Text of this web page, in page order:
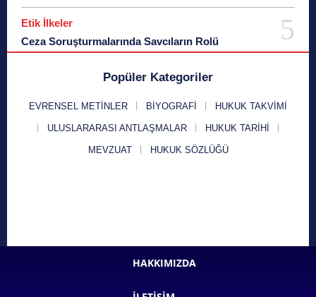
Etik İlkeler
Ceza Soruşturmalarında Savcıların Rolü
Popüler Kategoriler
EVRENSEL METINLER BIYOGRAFI HUKUK TAKVIMI
ULUSLARARASI ANTLAŞMALAR HUKUK TARIHI
MEVZUAT HUKUK SÖZLÜĞÜ
HAKKIMIZDA